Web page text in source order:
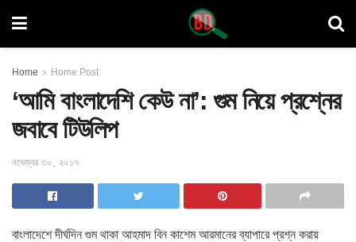
Home Home Post
‘আমি বাংলাদেশি কেউ না’: গুম নিয়ে প্রশ্নের
জবাবে টিউলিপ
নভেম্বর ৩০, ২০১৭
বাংলাদেশে দীর্ঘদিন গুম থাকা আহমাদ বিন কাশেম আরমানের ব্যাপারে প্রশ্ন করায়